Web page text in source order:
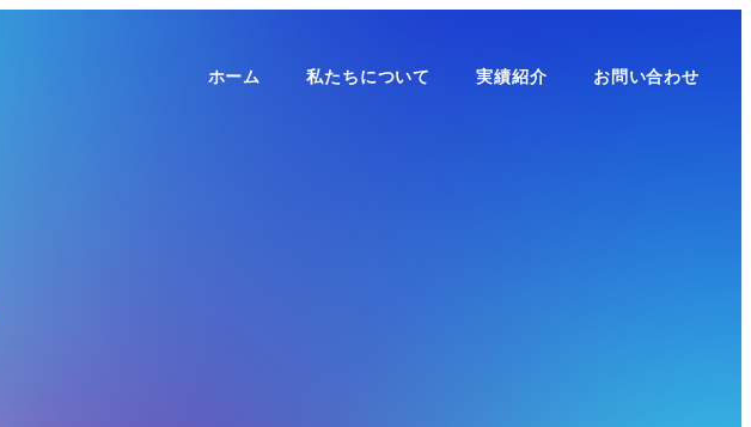
ホーム 私たちについて 実績紹介 お問い合わせ